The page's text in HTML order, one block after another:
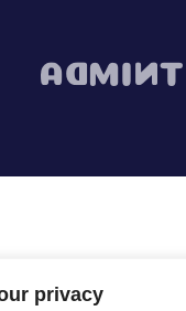
privacy
Ti